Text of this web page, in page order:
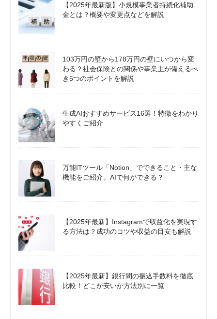
【2025年最新版】小規模事業者持続化補助
金とは？概要や変更点などを解説
103万円の壁から178万円の壁にいつから変
わる？社会保険との関係や事業主が備えるべ
き5つのポイントを解説
生成AIおすすめサービス16選！特徴をわかり
やすくご紹介
万能ITツール「Notion」でできること・主な
機能をご紹介。AIで何ができる？
【2025年最新】Instagramで収益化を実現す
る方法は？成功のコツや収益の目安も解説
【2025年最新】銀行間の振込手数料を徹底
比較！どこが安いか方法別に一覧